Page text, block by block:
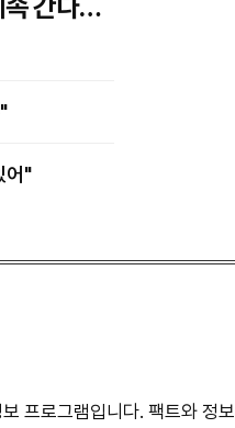
어"
프로그램입니다. 팩트와 정